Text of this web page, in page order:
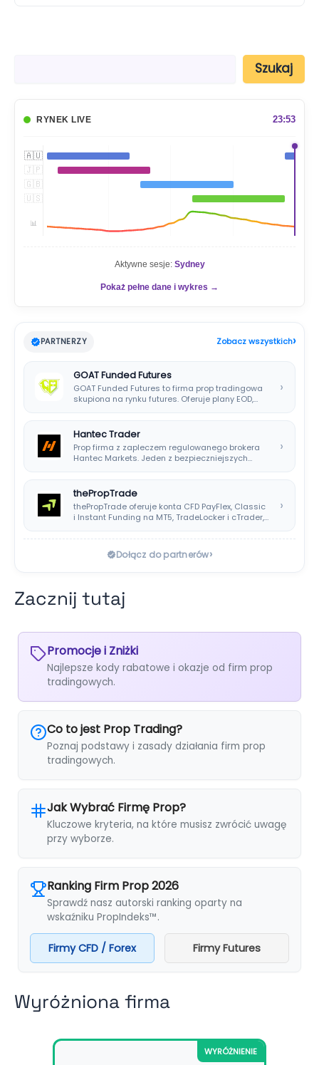
Szukaj
RYNEK LIVE 23:54
🇦🇺
🇯🇵
🇬🇧
🇺🇸
📊
Aktywne sesje: Sydney
Pokaż pełne dane i wykres →
PARTNERZY Zobacz wszystkich›
GOAT Funded Futures
GOAT Funded Futures to firma prop tradingowa
skupiona na rynku futures. Oferuje plany EOD,…
›
Hantec Trader
Prop firma z zapleczem regulowanego brokera
Hantec Markets. Jeden z bezpieczniejszych
›
thePropTrade
thePropTrade oferuje konta CFD PayFlex, Classic
i Instant Funding na MT5, TradeLocker i cTrader,…
›
Dołącz do partnerów›
Zacznij tutaj
Promocje i Zniżki
Najlepsze kody rabatowe i okazje od firm prop
tradingowych.
Co to jest Prop Trading?
Poznaj podstawy i zasady działania firm prop
tradingowych.
Jak Wybrać Firmę Prop?
Kluczowe kryteria, na które musisz zwrócić uwagę
przy wyborze.
Ranking Firm Prop 2026
Sprawdź nasz autorski ranking oparty na
wskaźniku PropIndeks™.
Firmy CFD / Forex Firmy Futures
Wyróżniona firma
WYRÓŻNIENIE